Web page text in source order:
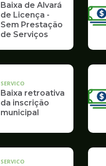
Baixa de Alvará
de Licença -
Sem Prestação
de Serviços
SERVICO
Baixa retroativa
da inscrição
municipal
SERVICO